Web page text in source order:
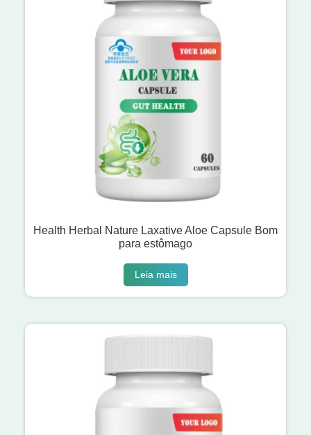
Health Herbal Nature Laxative Aloe Capsule Bom
para estômago
Leia mais